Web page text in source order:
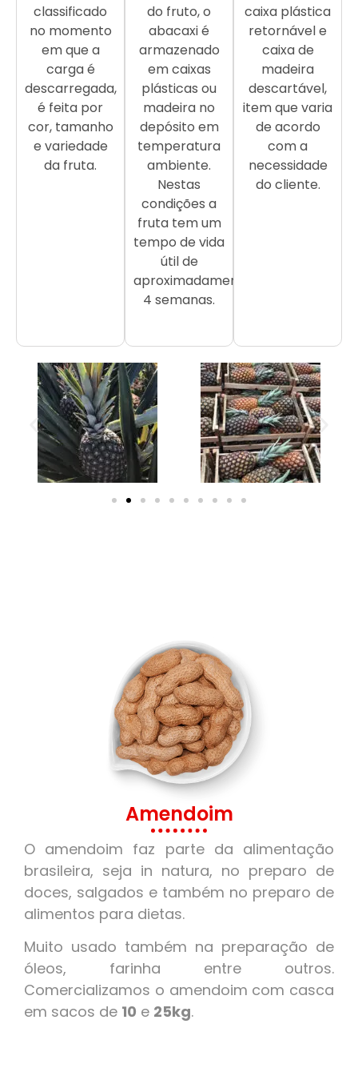
classificado
no momento
em que a
carga é
descarregada,
é feita por
cor, tamanho
e variedade
da fruta.
do fruto, o
abacaxi é
armazenado
em caixas
plásticas ou
madeira no
depósito em
temperatura
ambiente.
Nestas
condições a
fruta tem um
tempo de vida
útil de
aproximadamente
4 semanas.
caixa plástica
retornável e
caixa de
madeira
descartável,
item que varia
de acordo
com a
necessidade
do cliente.
Amendoim
O amendoim faz parte da alimentação
brasileira, seja in natura, no preparo de
doces, salgados e também no preparo de
alimentos para dietas.
Muito usado também na preparação de
óleos, farinha entre outros.
Comercializamos o amendoim com casca
em sacos de 10 e 25kg.